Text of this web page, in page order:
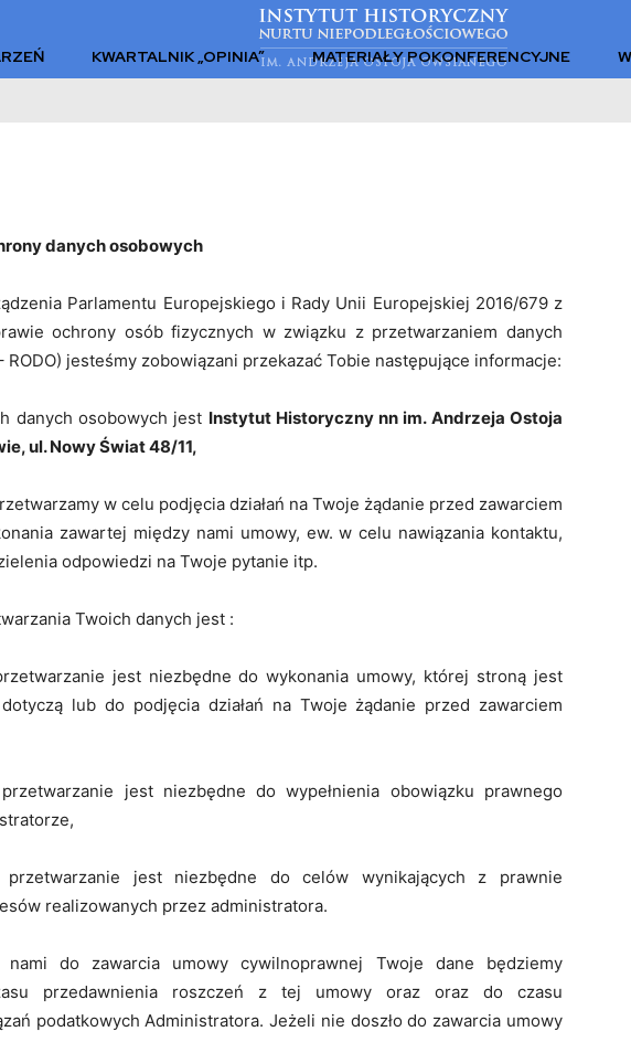
KWARTALNIK „OPINIA” MATERIAŁY POKONFERENCYJNE
danych osobowych
Parlamentu Europejskiego i Rady Unii Europejskiej 2016/679 z
ochrony osób fizycznych w związku z przetwarzaniem danych
jesteśmy zobowiązani przekazać Tobie następujące informacje:
danych osobowych jest Instytut Historyczny nn im. Andrzeja Ostoja
ul. Nowy Świat 48/11,
w celu podjęcia działań na Twoje żądanie przed zawarciem
zawartej między nami umowy, ew. w celu nawiązania kontaktu,
odpowiedzi na Twoje pytanie itp.
Twoich danych jest :
jest niezbędne do wykonania umowy, której stroną jest
lub do podjęcia działań na Twoje żądanie przed zawarciem
jest niezbędne do wypełnienia obowiązku prawnego
przetwarzanie jest niezbędne do celów wynikających z prawnie
realizowanych przez administratora.
nami do zawarcia umowy cywilnoprawnej Twoje dane będziemy
przedawnienia roszczeń z tej umowy oraz oraz do czasu
podatkowych Administratora. Jeżeli nie doszło do zawarcia umowy